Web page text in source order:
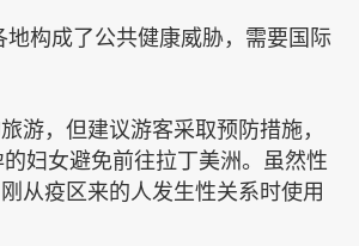
地构成了公共健康威胁，需要国际
游，但建议游客采取预防措施，
妇女避免前往拉丁美洲。虽然性
从疫区来的人发生性关系时使用